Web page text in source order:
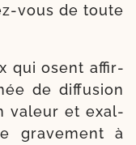
​vous de toute
qui osent affir­
de dif­fu­sion
valeur et exal­
gra­ve­ment à